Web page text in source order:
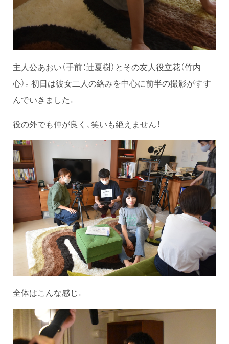
主人公あおい（手前：辻夏樹）とその友人役立花（竹内
心）。初日は彼女二人の絡みを中心に前半の撮影がすす
んでいきました。
役の外でも仲が良く、笑いも絶えません！
全体はこんな感じ。